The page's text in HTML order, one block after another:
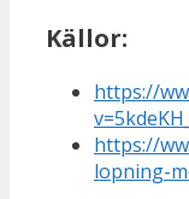
Källor:
https://
https://
lopning-